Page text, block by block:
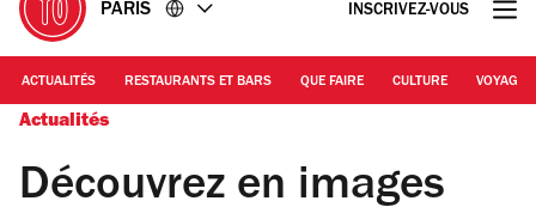
PARIS INSCRIVEZ-VOUS
ACTUALITÉS RESTAURANTS ET BARS QUE FAIRE CULTURE VOYAGE
Actualités
Découvrez en images